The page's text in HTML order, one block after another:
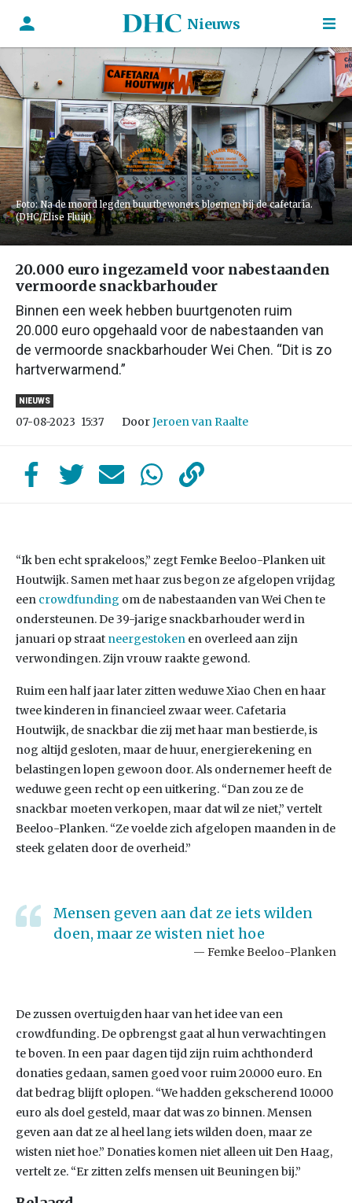
Nieuws
Foto: Na de moord legden buurtbewoners bloemen bij de cafetaria.
(DHC/Elise Fluijt)
20.000 euro ingezameld voor nabestaanden
vermoorde snackbarhouder
Binnen een week hebben buurtgenoten ruim
20.000 euro opgehaald voor de nabestaanden van
de vermoorde snackbarhouder Wei Chen. “Dit is zo
hartverwarmend.”
NIEUWS
07-08-2023 15:37 DoorJeroen van Raalte
“Ik ben echt sprakeloos,” zegt Femke Beeloo-Planken uit
Houtwijk. Samen met haar zus begon ze afgelopen vrijdag
een crowdfunding om de nabestaanden van Wei Chen te
ondersteunen. De 39-jarige snackbarhouder werd in
januari op straat neergestoken en overleed aan zijn
verwondingen. Zijn vrouw raakte gewond.
Ruim een half jaar later zitten weduwe Xiao Chen en haar
twee kinderen in financieel zwaar weer. Cafetaria
Houtwijk, de snackbar die zij met haar man bestierde, is
nog altijd gesloten, maar de huur, energierekening en
belastingen lopen gewoon door. Als ondernemer heeft de
weduwe geen recht op een uitkering. “Dan zou ze de
snackbar moeten verkopen, maar dat wil ze niet,” vertelt
Beeloo-Planken. “Ze voelde zich afgelopen maanden in de
steek gelaten door de overheid.”
Mensen geven aan dat ze iets wilden
doen, maar ze wisten niet hoe
Femke Beeloo-Planken
De zussen overtuigden haar van het idee van een
crowdfunding. De opbrengst gaat al hun verwachtingen
te boven. In een paar dagen tijd zijn ruim achthonderd
donaties gedaan, samen goed voor ruim 20.000 euro. En
dat bedrag blijft oplopen. “We hadden gekscherend 10.000
euro als doel gesteld, maar dat was zo binnen. Mensen
geven aan dat ze al heel lang iets wilden doen, maar ze
wisten niet hoe.” Donaties komen niet alleen uit Den Haag,
vertelt ze. “Er zitten zelfs mensen uit Beuningen bij.”